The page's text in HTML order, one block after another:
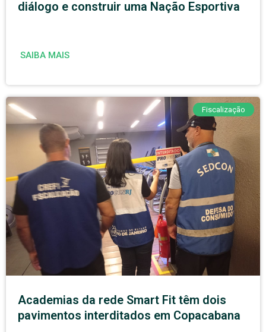
diálogo e construir uma Nação Esportiva
SAIBA MAIS
Fiscalização
Academias da rede Smart Fit têm dois
pavimentos interditados em Copacabana